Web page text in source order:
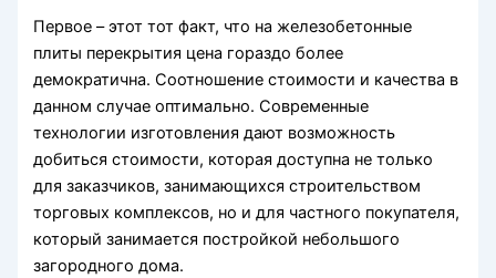
Первое – этот тот факт, что на железобетонные
плиты перекрытия цена гораздо более
демократична. Соотношение стоимости и качества в
данном случае оптимально. Современные
технологии изготовления дают возможность
добиться стоимости, которая доступна не только
для заказчиков, занимающихся строительством
торговых комплексов, но и для частного покупателя,
который занимается постройкой небольшого
загородного дома.